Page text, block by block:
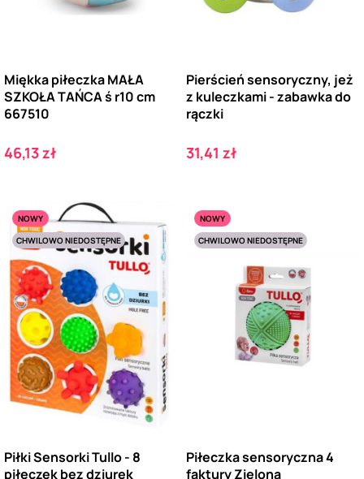
Miękka piłeczka MAŁA
SZKOŁA TAŃCA ś r10 cm
667510
Cena
46,13 zł
Pierścień sensoryczny, jeż
z kuleczkami - zabawka do
rączki
Cena
31,41 zł
NOWY
CHWILOWO NIEDOSTĘPNE
Piłki Sensorki Tullo - 8
piłeczek bez dziurek
NOWY
CHWILOWO NIEDOSTĘPNE
Piłeczka sensoryczna 4
faktury Zielona